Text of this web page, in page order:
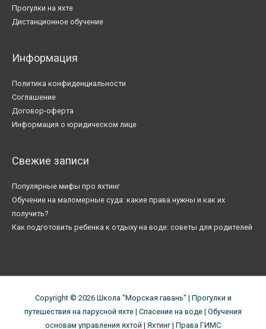
Прогулки на яхте
Дистанционное обучение
Информация
Политика конфиденциальности
Соглашение
Договор-оферта
Информация о юридическом лице
Свежие записи
Популярные мифы про яхтинг
Обучение на маломерные суда: какие права нужны и как их
получить?
Как подготовить ребенка к отдыху на воде: советы для родителей
Copyright © 2026 Школа "Морская гавань" | Прогулки и
путешествия на парусной яхте | Спасение на воде | Обучения
основам управления яхтой | Яхтинг | Права ГИМС